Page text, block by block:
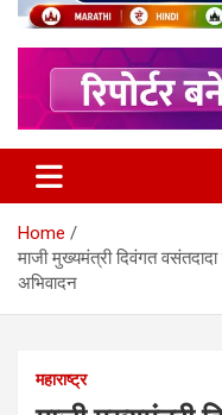
Home
माजी मुख्यमंत्री दिवंगत वसंतदादा
अभिवादन
महाराष्ट्र